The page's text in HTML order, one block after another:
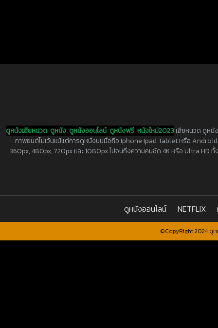
ดูหนังเฮียหนวด ดูหนัง ดูหนังออนไลน์ ดูหนังฟรี หนังใหม่2023เฮียหนวด ดูหนั
ภาพยนต์ไม่เว้นแม้แต่การดูหนังบนมือถือ Iphone Ipad Tablet หรือ
360px, 480px, 720px และ 1080px ไปจนถึงความคมชัด 4K หรือ Ultra HD
ดูหนังออนไลน์ NETFLIX
©CopyRight 2024 ดู